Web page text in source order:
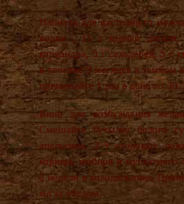
Напиток для настоящего
водки , 15 г корней
кориандра, 5 г сельдерея, 5 г
в течение 3 месяцев в темном
принимайте 1 раз в день по
Вино для возбуждения
Смешайте бутылку белого
апельсина, 2-3 столовых
корицы, имбиря и мускатного
2 недели в холодильнике.
мл за обедом.